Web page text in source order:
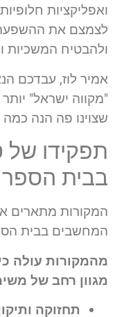
ואפליקציות
לצמצם את ההשפעה
ולהבטיח המשכיות
אמיר לוז, עבדכם
"מקווה ישראל"
שצוינו פה הנה
תפקידו
בבית הספר
המקורות מתארים
המחשבים בבית
מהמקורות עולה
מגוון רחב של
תחזוקה